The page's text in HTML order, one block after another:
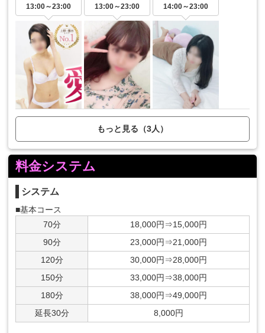
13:00～23:00 13:00～23:00 14:00～23:00
もっと見る（3人）
料金システム
システム
■基本コース
70分
18,000円⇒15,000円
90分
23,000円⇒21,000円
120分
30,000円⇒28,000円
150分
33,000円⇒38,000円
180分
38,000円⇒49,000円
延長30分
8,000円